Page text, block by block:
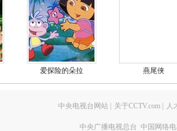
爱探险的朵拉 燕尾侠
中央电视台网站 关于CCTV.com 人
中央广播电视总台 中国网络